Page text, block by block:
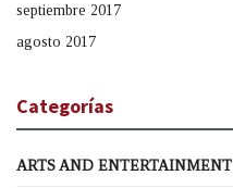
septiembre 2017
agosto 2017
Categorías
ARTS AND ENTERTAINMENT